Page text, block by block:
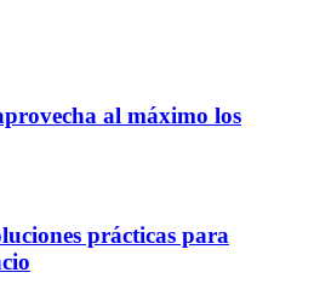
al máximo los
prácticas para